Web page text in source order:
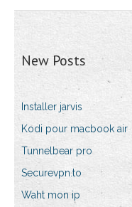
New Posts
Installer jarvis
Kodi pour macbook air
Tunnelbear pro
Securevpn.to
Waht mon ip